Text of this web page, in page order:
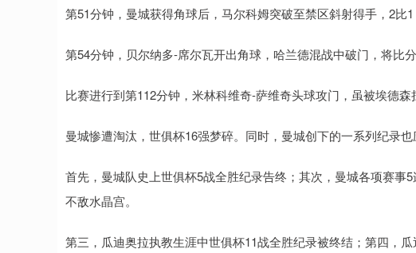
第51分钟，曼城获得角球后，马尔科姆突破至禁区斜射得手，2比1
第54分钟，贝尔纳多-席尔瓦开出角球，哈兰德混战中破门，将比分
比赛进行到第112分钟，米林科维奇-萨维奇头球攻门，虽被埃德森
曼城惨遭淘汰，世俱杯16强梦碎。同时，曼城创下的一系列纪录也
首先，曼城队史上世俱杯5战全胜纪录告终；其次，曼城各项赛事
不敌水晶宫。
第三，瓜迪奥拉执教生涯中世俱杯11战全胜纪录被终结；第四，